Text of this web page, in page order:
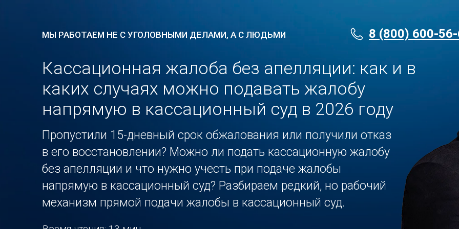
Кассационная жалоба без апелляции: как и в
каких случаях можно подавать жалобу
напрямую в кассационный суд в 2026 году
Пропустили 15-дневный срок обжалования или получили отказ
в его восстановлении? Можно ли подать кассационную жалобу
без апелляции и что нужно учесть при подаче жалобы
напрямую в кассационный суд? Разбираем редкий, но рабочий
механизм прямой подачи жалобы в кассационный суд.
МЫ РАБОТАЕМ НЕ С УГОЛОВНЫМИ ДЕЛАМИ, А С ЛЮДЬМИ 8 (800) 600-